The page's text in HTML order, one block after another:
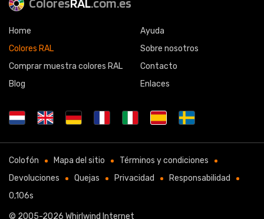
Home
Colores RAL
Comprar muestra colores RAL
Blog
Ayuda
Sobre nosotros
Contacto
Enlaces
Colofón Mapa del sitio
Términos y condiciones
Devoluciones
Quejas Privacidad
Responsabilidad
0,106s
© 2005-2026 Whirlwind Internet